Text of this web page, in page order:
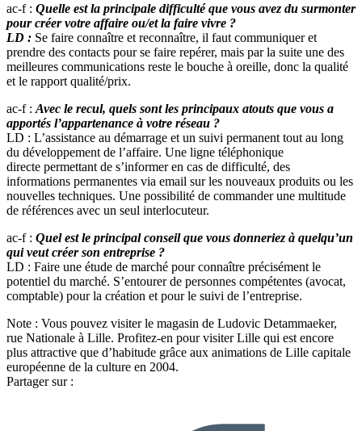
ac-f : Quelle est la principale difficulté que vous avez du surmonter
pour créer votre affaire ou/et la faire vivre ?
LD : Se faire connaître et reconnaître, il faut communiquer et
prendre des contacts pour se faire repérer, mais par la suite une des
meilleures communications reste le bouche à oreille, donc la qualité
et le rapport qualité/prix.
ac-f : Avec le recul, quels sont les principaux atouts que vous a
apportés l’appartenance à votre réseau ?
LD : L’assistance au démarrage et un suivi permanent tout au long
du développement de l’affaire. Une ligne téléphonique
directe permettant de s’informer en cas de difficulté, des
informations permanentes via email sur les nouveaux produits ou les
nouvelles techniques. Une possibilité de commander une multitude
de références avec un seul interlocuteur.
ac-f : Quel est le principal conseil que vous donneriez à quelqu’un
qui veut créer son entreprise ?
LD : Faire une étude de marché pour connaître précisément le
potentiel du marché. S’entourer de personnes compétentes (avocat,
comptable) pour la création et pour le suivi de l’entreprise.
Note : Vous pouvez visiter le magasin de Ludovic Detammaeker,
rue Nationale à Lille. Profitez-en pour visiter Lille qui est encore
plus attractive que d’habitude grâce aux animations de Lille capitale
européenne de la culture en 2004.
Partager sur :